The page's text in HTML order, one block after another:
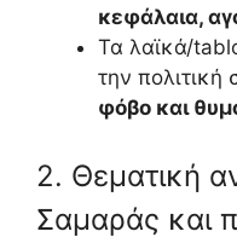
κεφάλαια,
Τα λαϊκά/
την πολιτική
φόβο και
2. Θεματική
Σαμαράς και